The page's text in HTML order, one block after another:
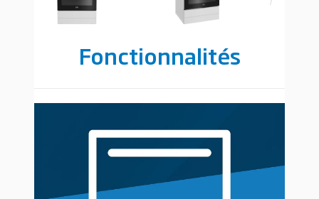
Fonctionnalités